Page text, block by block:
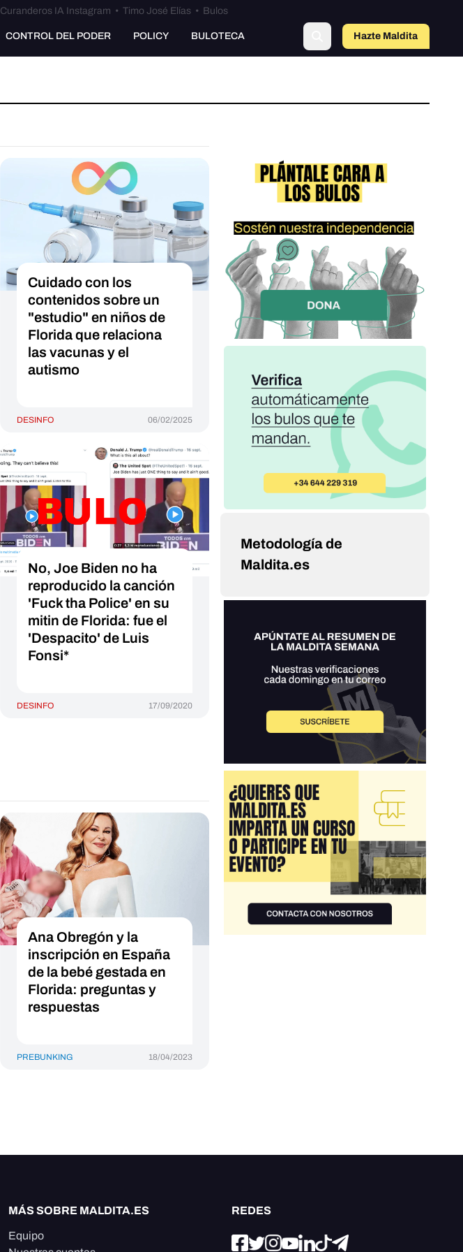
Curanderos IA Instagram • Timo José Elías• Bulos
CONTROL DEL PODER POLICY BULOTECA Hazte Maldita
Cuidado con los
contenidos sobre un
"estudio" en niños de
Florida que relaciona
las vacunas y el
autismo
DESINFO 06/02/2025
No, Joe Biden no ha
reproducido la canción
'Fuck tha Police' en su
mitin de Florida: fue el
'Despacito' de Luis
Fonsi*
DESINFO 17/09/2020
Ana Obregón y la
inscripción en España
de la bebé gestada en
Florida: preguntas y
respuestas
PREBUNKING 18/04/2023
Metodología de
Maldita.es
MÁS SOBRE MALDITA.ES
Equipo
REDES